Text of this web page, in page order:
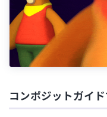
コンポジットガイ